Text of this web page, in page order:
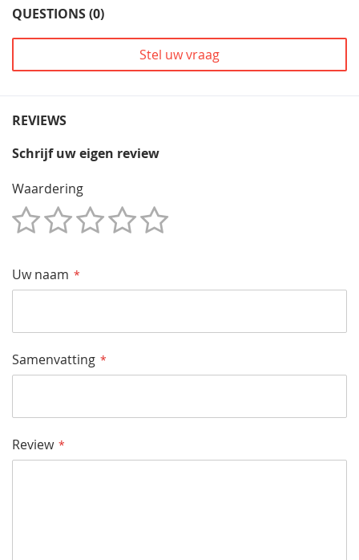
QUESTIONS (0)
Stel uw vraag
REVIEWS
Schrijf uw eigen review
Waardering
Uw naam
Samenvatting
Review